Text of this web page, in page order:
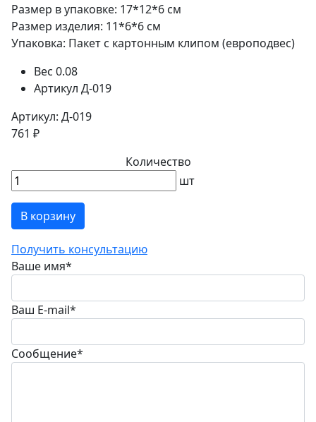
Размер в упаковке: 17*12*6 см
Размер изделия: 11*6*6 см
Упаковка: Пакет с картонным клипом (европодвес)
Вес 0.08
Артикул Д-019
Артикул: Д-019
761 ₽
Количество
шт
В корзину
Получить консультацию
Ваше имя*
Ваш E-mail*
Сообщение*